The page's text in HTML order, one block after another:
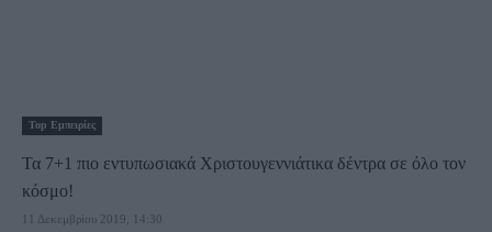
Τοp Εμπειρίες
Τα 7+1 πιο εντυπωσιακά Χριστουγεννιάτικα δέντρα σε όλο τον
κόσμο!
11 Δεκεμβρίου 2019, 14:30